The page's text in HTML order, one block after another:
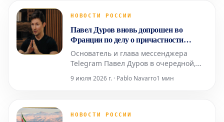
Об этом сообщила Людмила Иванова-
Торгово-промышленной пал
НОВОСТИ РОССИИ
Павел Дуров вновь допрошен во
Франции по делу о причастности
Telegram к преступной деятельности
Основатель и глава мессенджера
Telegram Павел Дуров в очередной,
уже четвертый раз прошел допрос в
Париже. Это произошло в среду, 8
агентство AFP. Следственные судьи,
9 июля 2026 г. · Pablo Navarro1 мин
НОВОСТИ РОССИИ